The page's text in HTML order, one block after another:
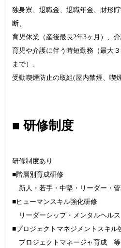
独身寮、退職金、退職年金、財形
断、
育児休業（産後最長2年3ヶ月）、介
育児や介護に伴う時短勤務（最大
まで）、
受動喫煙防止の取組(屋内禁煙、
■ 研修制度
研修制度あり
■階層別育成研修
新人・若手・中堅・リーダー・
■ヒューマンスキル強化研修
リーダーシップ・メンタルヘル
■プロジェクトマネジメントスキル
プロジェクトマネージャ育成 等